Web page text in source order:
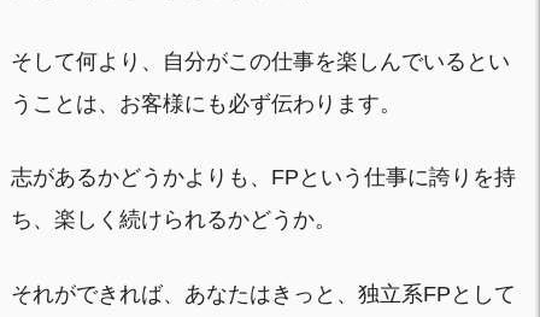
そして何より、自分がこの仕事を楽しんでいるとい
うことは、お客様にも必ず伝わります。
志があるかどうかよりも、FPという仕事に誇りを持
ち、楽しく続けられるかどうか。
それができれば、あなたはきっと、独立系FPとして